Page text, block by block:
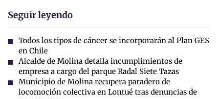
Seguir leyendo
Todos los tipos de cáncer se incorporarán al Plan GES
en Chile
Alcalde de Molina detalla incumplimientos de
empresa a cargo del parque Radal Siete Tazas
Municipio de Molina recupera paradero de
locomoción colectiva en Lontué tras denuncias de